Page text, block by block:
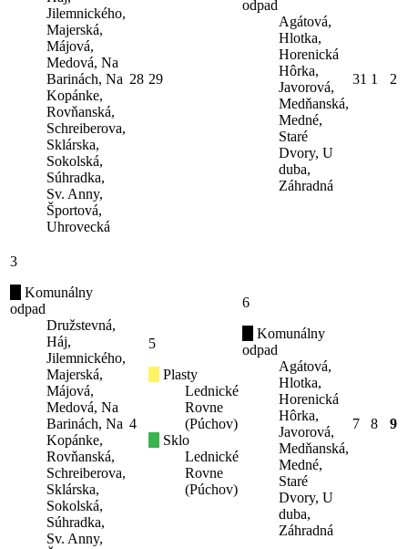
Jilemnického,
Majerská,
Májová,
Medová, Na
Barinách, Na
Kopánke,
Rovňanská,
Schreiberova,
Sklárska,
Sokolská,
Súhradka,
Sv. Anny,
Športová,
Uhrovecká
28 29
odpad
Agátová,
Hlotka,
Horenická
Hôrka,
Javorová,
Medňanská,
Medné,
Staré
Dvory, U
duba,
Záhradná
31 1 2
3
Komunálny
odpad
Družstevná,
Háj,
Jilemnického,
Majerská,
Májová,
Medová, Na
Barinách, Na
Kopánke,
Rovňanská,
Schreiberova,
Sklárska,
Sokolská,
Súhradka,
Sv. Anny,
4
5
Plasty
Lednické
Rovne
(Púchov)
Sklo
Lednické
Rovne
(Púchov)
6
Komunálny
odpad
Agátová,
Hlotka,
Horenická
Hôrka,
Javorová,
Medňanská,
Medné,
Staré
Dvory, U
duba,
Záhradná
7 8 9